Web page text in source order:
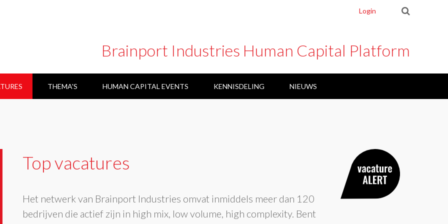
Login
Brainport Industries Human Capital Platform
THEMA'S HUMAN CAPITAL EVENTS KENNISDELING NIEUWS
Top vacatures
Het netwerk van Brainport Industries omvat inmiddels meer dan 120
bedrijven die actief zijn in high mix, low volume, high complexity. Bent